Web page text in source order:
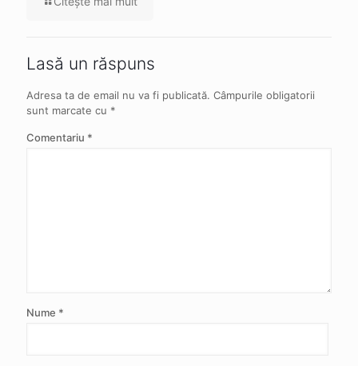
Lasă un răspuns
Adresa ta de email nu va fi publicată. Câmpurile obligatorii
sunt marcate cu *
Comentariu *
Nume *